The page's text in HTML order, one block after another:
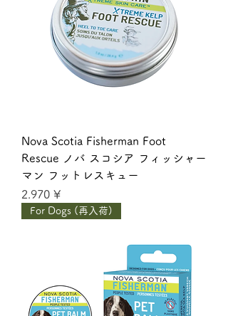
Nova Scotia Fisherman Foot
Rescue ノバ スコシア フィッシャー
マン フットレスキュー
Giá
2.970 ¥
For Dogs (再入荷)